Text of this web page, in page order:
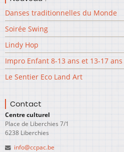
Danses traditionnelles du Monde
Soirée Swing
Lindy Hop
Impro Enfant 8-13 ans et 13-17 ans
Le Sentier Eco Land Art
Contact
Centre culturel
Place de Liberchies 7/1
6238 Liberchies
info@ccpac.be